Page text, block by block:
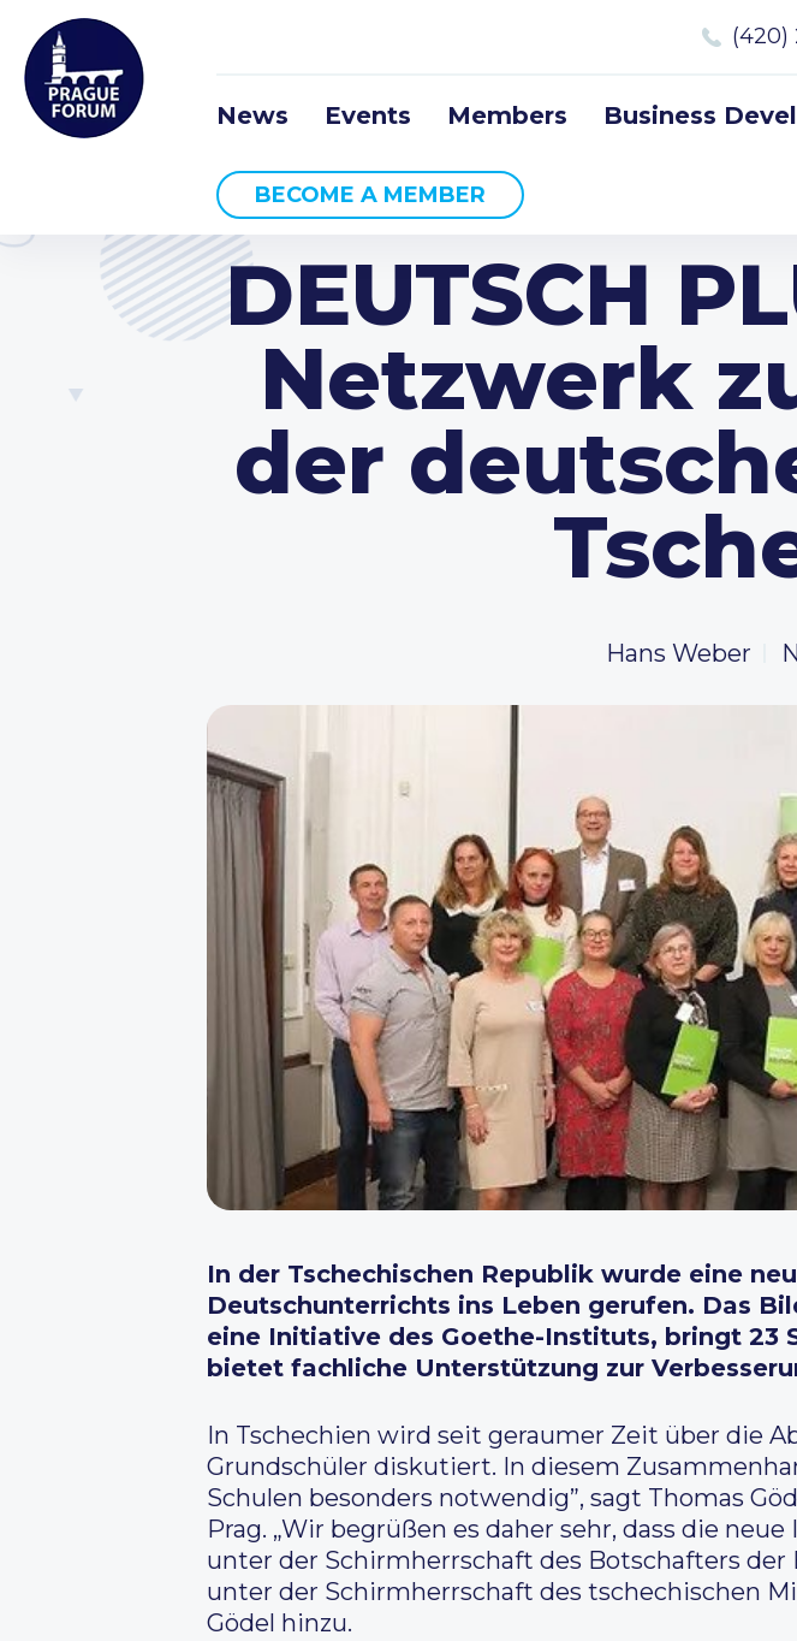
(420)
News Events Members Business
BECOME A MEMBER
DEUTSCH
Netzwerk
der
Hans Weber
In der Tschechischen Republik wurde eine
Deutschunterrichts ins Leben gerufen. Das
eine Initiative des Goethe-Instituts, bringt 23
bietet fachliche Unterstützung zur
In Tschechien wird seit geraumer Zeit über die
Grundschüler diskutiert. In diesem
Schulen besonders notwendig”, sagt Thomas
Prag. „Wir begrüßen es daher sehr, dass die
unter der Schirmherrschaft des Botschafters
unter der Schirmherrschaft des tschechischen
Gödel hinzu.